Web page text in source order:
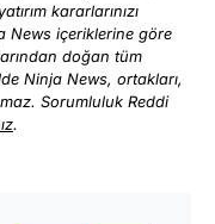
kararlarınızı
News içeriklerine göre
doğan tüm
Ninja News, ortakları,
Sorumluluk Reddi
.